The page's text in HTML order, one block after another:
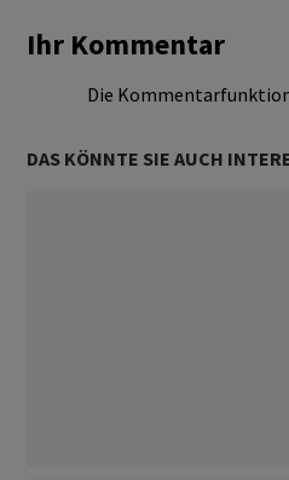
Ihr Kommentar
Die
DAS KÖNNTE SIE AUCH